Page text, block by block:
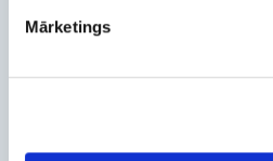
Mārketings
Pickup
FAQ
How's my order?